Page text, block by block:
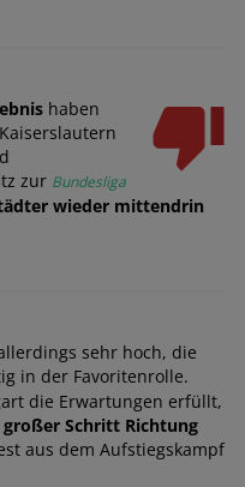
haben
zur Bundesliga
wieder mittendrin
sehr hoch, die
in der Favoritenrolle.
die Erwartungen erfüllt,
Schritt Richtung
aus dem Aufstiegskampf